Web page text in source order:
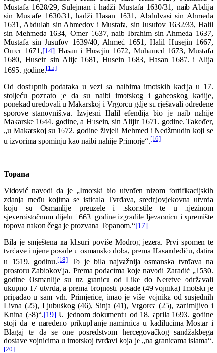
Mustafa 1628/29, Sulejman i hadži Mustafa 1630/31, naib Abdija
sin Mustafe 1630/31, hadži Hasan 1631, Abdulvasi sin Ahmeda
1631, Abdulah sin Ahmedov i Mustafa, sin Jusufov 1632/33, Halil
sin Mehmeda 1634, Omer 1637, naib Ibrahim sin Ahmeda 1637,
Mustafa sin Jusufov 1639/40, Ahmed 1651, Halil Husejin 1667,
Omer 1671,[14]Hasan i Husejin 1672, Muhamed 1673, Mustafa
1680, Husein sin Alije 1681, Husein 1683, Hasan 1687. i Alija
1695. godine.[15]
Od dostupnih podataka u vezi sa naibima imotskih kadija u 17.
stoljeću poznato je da su naibi imotskog i gabeoskog kadije,
ponekad uredovali u Makarskoj i Vrgorcu gdje su rješavali određene
sporove stanovništva. Izvjesni Halil efendija bio je naib nahije
Makarske 1644. godine, a Husein, sin Alijin 1671. godine. Također,
„u Makarskoj su 1672. godine živjeli Mehmed i Nedžmudin koji se
u izvorima spominju kao naibi nahije Primorje“.[16]
Topana
Vidović navodi da je „Imotski bio utvrđen nizom fortifikacijskih
zdanja među kojima se isticala Tvrđava, srednjovjekovna utvrda
koju su Osmanlije preuzele i iskoristile te u njezinom
sjeveroistočnom dijelu 1663. godine izgradile ljevaonicu i spremište
topova nakon čega je prozvana Topanom.“[17]
Bila je smještena na klisuri poviše Modrog jezera. Prvi spomen te
tvrđave i njene posade u osmansko doba, prema Hasandediću, datira
u 1519. godinu.[18]To je bila najvažnija osmanska tvrđava na
prostoru Zabiokovlja. Prema podacima koje navodi Zaradić „1530.
godine Osmanlije su uz granicu od Like do Neretve održavali
ukupno 17 utvrda, a prema brojnosti posade (49 vojnika) Imotski je
pripadao u sam vrh. Primjerice, imao je više vojnika od susjednih
Livna (25), Ljubuškog (46), Sinja (41), Vrgorca (25), zanimljivo i
Knina (38)“.[19]U jednom dokumentu od 18. aprila 1693. godine
stoji da je naređeno prikupljanje namirnica u kadilucima Mostar i
Blagaj te da se one posredstvom hercegovačkog sandžakbega
dostave vojnicima u imotskoj tvrđavi koja je „na granicama islama“.
[20]